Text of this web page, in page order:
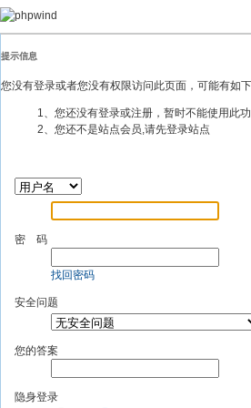
提示信息
您没有登录或者您没有权限访问此页面，可能有如
1、您还没有登录或注册，暂时不能使用此功
2、您还不是站点会员,请先登录站点
密 码
找回密码
安全问题
您的答案
隐身登录